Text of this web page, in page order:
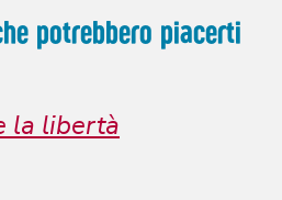
potrebbero piacerti
la libertà